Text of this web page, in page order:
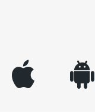
appleinc android